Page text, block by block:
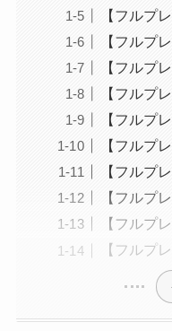
【フルプ
【フルプ
【フルプ
【フルプ
【フルプ
【フルプ
【フルプ
【フルプ
【フルプ
【フルプ